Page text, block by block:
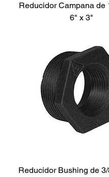
Reducidor Campana de
6" x 3"
Reducidor Bushing de